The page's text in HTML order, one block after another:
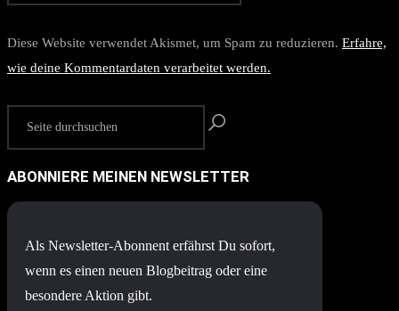
Diese Website verwendet Akismet, um Spam zu reduzieren. Erfahre,
wie deine Kommentardaten verarbeitet werden.
ABONNIERE MEINEN NEWSLETTER
Als Newsletter-Abonnent erfährst Du sofort,
wenn es einen neuen Blogbeitrag oder eine
besondere Aktion gibt.